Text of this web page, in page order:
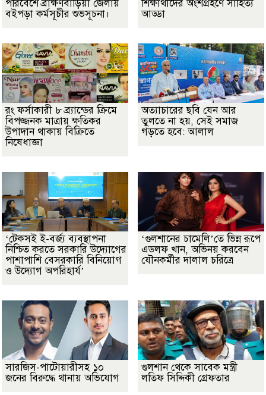
পরিবেশে ব্রাক্ষণবাড়িয়া জেলায়
বইপড়া কর্মসূচীর শুভসূচনা।
শিক্ষার্থীদের অংশগ্রহণে সাহিত্য
আড্ডা
রং ফর্সাকারী ৮ ব্র্যান্ডের ক্রিমে
বিপজ্জনক মাত্রায় ক্ষতিকর
উপাদান থাকায় বিক্রিতে
নিষেধাজ্ঞা
অত্যাচারের ছবি যেন আর
তুলতে না হয়, সেই সমাজ
গড়তে হবে: আলাল
‘টেকসই ই-বর্জ্য ব্যবস্থাপনা
নিশ্চিত করতে সরকারি উদ্যোগের
পাশাপাশি বেসরকারি বিনিয়োগ
ও উদ্যোগ অপরিহার্য’
‘গুলশানের চামেলি’তে ভিন্ন রূপে
এডলফ খান, অভিনয় করবেন
যৌনকর্মীর দালাল চরিত্রে
সারজিস-পাটোয়ারীসহ ১০
জনের বিরুদ্ধে থানায় অভিযোগ
গুলশান থেকে সাবেক মন্ত্রী
লতিফ সিদ্দিকী গ্রেফতার